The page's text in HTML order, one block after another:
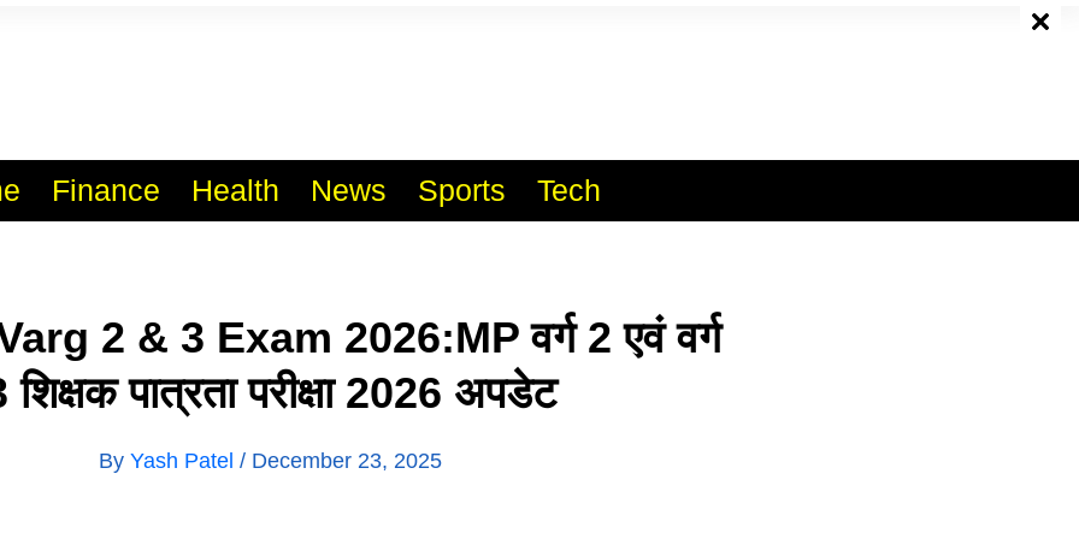
Finance Health News Sports Tech
2 & 3 Exam 2026:MP वर्ग 2 एवं वर्ग
शिक्षक पात्रता परीक्षा 2026 अपडेट
By Yash Patel / December 23, 2025